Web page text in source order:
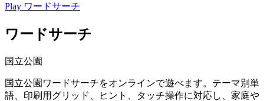
Play ワードサーチ
ワードサーチ
国立公園
国立公園ワードサーチをオンラインで遊べます。テーマ別単
語、印刷用グリッド、ヒント、タッチ操作に対応し、家庭や